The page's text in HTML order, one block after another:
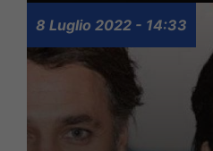
8 Luglio 2022 - 14:33